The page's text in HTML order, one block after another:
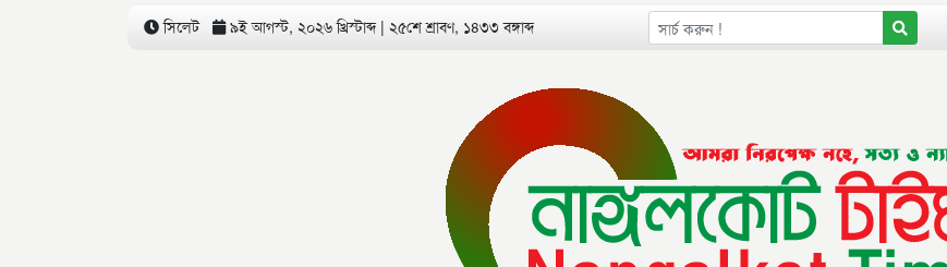
সিলেট ৯ই আগস্ট, ২০২৬ খ্রিস্টাব্দ | ২৫শে শ্রাবণ, ১৪৩৩ বঙ্গাব্দ